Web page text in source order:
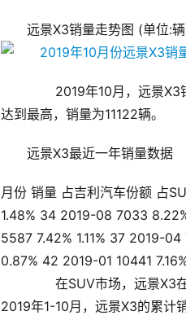
远景X3销量走势图 (单位:
2019年10月，远景X3销
达到最高，销量为11122辆。
远景X3最近一年销量数据
月份 销量 占吉利汽车份额 占
1.48% 34 2019-08 7033
5587 7.42% 1.11% 37 2019-
0.87% 42 2019-01 10441
在SUV市场，远景X3在
2019年1-10月，远景X3的累计